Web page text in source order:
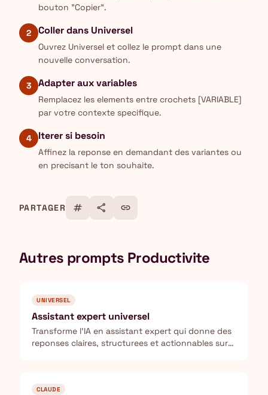
bouton "Copier".
2 Coller dans Universel
Ouvrez Universel et collez le prompt dans une
nouvelle conversation.
3 Adapter aux variables
Remplacez les elements entre crochets [VARIABLE]
par votre contexte specifique.
4 Iterer si besoin
Affinez la reponse en demandant des variantes ou
en precisant le ton souhaite.
PARTAGER tag share link
Autres prompts Productivite
UNIVERSEL
Assistant expert universel
Transforme l'IA en assistant expert qui donne des
reponses claires, structurees et actionnables sur
CLAUDE